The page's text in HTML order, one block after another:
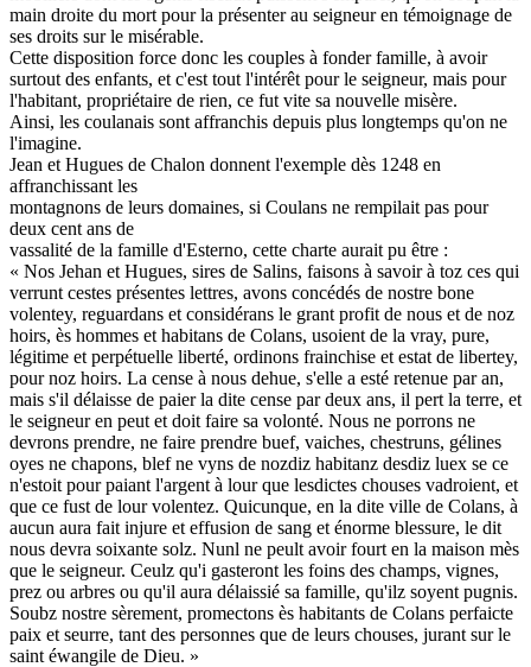
main droite du mort pour la présenter au seigneur en témoignage de
ses droits sur le misérable.
Cette disposition force donc les couples à fonder famille, à avoir
surtout des enfants, et c'est tout l'intérêt pour le seigneur, mais pour
l'habitant, propriétaire de rien, ce fut vite sa nouvelle misère.
Ainsi, les coulanais sont affranchis depuis plus longtemps qu'on ne
l'imagine.
Jean et Hugues de Chalon donnent l'exemple dès 1248 en
affranchissant les
montagnons de leurs domaines, si Coulans ne rempilait pas pour
deux cent ans de
vassalité de la famille d'Esterno, cette charte aurait pu être :
« Nos Jehan et Hugues, sires de Salins, faisons à savoir à toz ces qui
verrunt cestes présentes lettres, avons concédés de nostre bone
volentey, reguardans et considérans le grant profit de nous et de noz
hoirs, ès hommes et habitans de Colans, usoient de la vray, pure,
légitime et perpétuelle liberté, ordinons frainchise et estat de libertey,
pour noz hoirs. La cense à nous dehue, s'elle a esté retenue par an,
mais s'il délaisse de paier la dite cense par deux ans, il pert la terre, et
le seigneur en peut et doit faire sa volonté. Nous ne porrons ne
devrons prendre, ne faire prendre buef, vaiches, chestruns, gélines
oyes ne chapons, blef ne vyns de nozdiz habitanz desdiz luex se ce
n'estoit pour paiant l'argent à lour que lesdictes chouses vadroient, et
que ce fust de lour volentez. Quicunque, en la dite ville de Colans, à
aucun aura fait injure et effusion de sang et énorme blessure, le dit
nous devra soixante solz. Nunl ne peult avoir fourt en la maison mès
que le seigneur. Ceulz qu'i gasteront les foins des champs, vignes,
prez ou arbres ou qu'il aura délaissié sa famille, qu'ilz soyent pugnis.
Soubz nostre sèrement, promectons ès habitants de Colans perfaicte
paix et seurre, tant des personnes que de leurs chouses, jurant sur le
saint éwangile de Dieu. »